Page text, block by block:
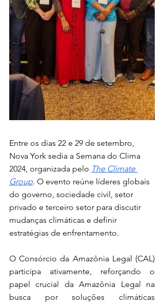
Entre os dias 22 e 29 de setembro,
Nova York sedia a Semana do Clima
2024, organizada pelo The Climate
Group. O evento reúne líderes globais
do governo, sociedade civil, setor
privado e terceiro setor para discutir
mudanças climáticas e definir
estratégias de enfrentamento.
O Consórcio da Amazônia Legal (CAL)
participa ativamente, reforçando o
papel crucial da Amazônia Legal na
busca por soluções climáticas